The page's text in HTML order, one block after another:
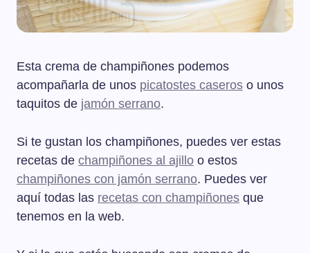
Esta crema de champiñones podemos
acompañarla de unos picatostes caseros o unos
taquitos de jamón serrano.
Si te gustan los champiñones, puedes ver estas
recetas de champiñones al ajillo o estos
champiñones con jamón serrano. Puedes ver
aquí todas las recetas con champiñones que
tenemos en la web.